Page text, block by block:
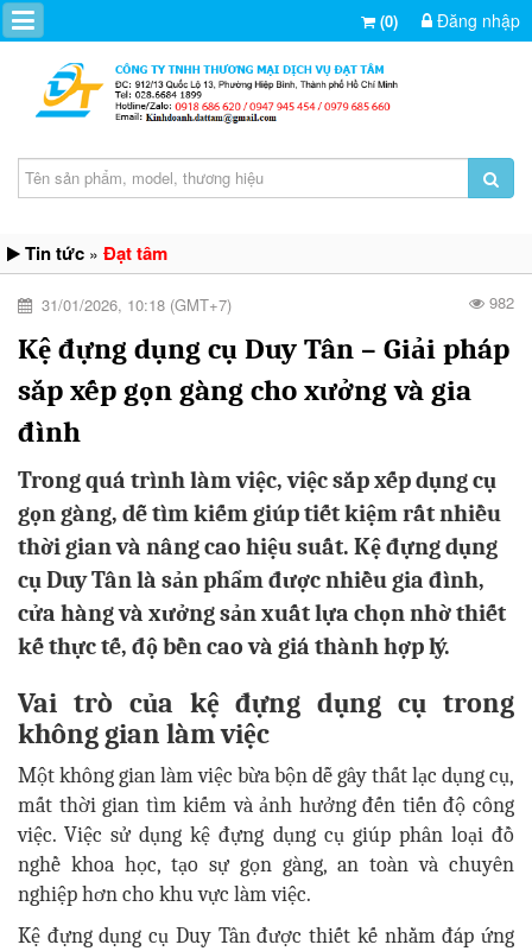
(0) Đăng nhập
Tin tức » Đạt tâm
31/01/2026, 10:18 (GMT+7) 982
Kệ đựng dụng cụ Duy Tân – Giải pháp
sắp xếp gọn gàng cho xưởng và gia
đình
Trong quá trình làm việc, việc sắp xếp dụng cụ
gọn gàng, dễ tìm kiếm giúp tiết kiệm rất nhiều
thời gian và nâng cao hiệu suất. Kệ đựng dụng
cụ Duy Tân là sản phẩm được nhiều gia đình,
cửa hàng và xưởng sản xuất lựa chọn nhờ thiết
kế thực tế, độ bền cao và giá thành hợp lý.
Vai trò của kệ đựng dụng cụ trong
không gian làm việc
Một không gian làm việc bừa bộn dễ gây thất lạc dụng cụ,
mất thời gian tìm kiếm và ảnh hưởng đến tiến độ công
việc. Việc sử dụng kệ đựng dụng cụ giúp phân loại đồ
nghề khoa học, tạo sự gọn gàng, an toàn và chuyên
nghiệp hơn cho khu vực làm việc.
Kệ đựng dụng cụ Duy Tân được thiết kế nhằm đáp ứng